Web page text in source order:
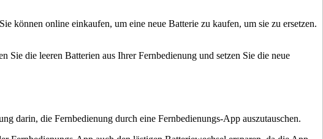
können online einkaufen, um eine neue Batterie zu kaufen, um sie zu ersetzen.
die leeren Batterien aus Ihrer Fernbedienung und setzen Sie die neue
darin, die Fernbedienung durch eine Fernbedienungs-App auszutauschen.